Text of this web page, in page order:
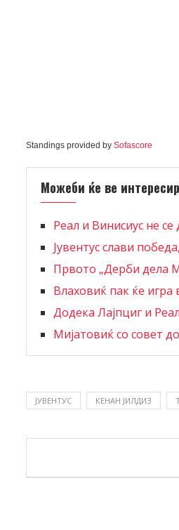
Standings provided by Sofascore
Можеби ќе ве
Реал и Винисиус не се
Јувентус слави
Првото „Дерби дела
Влаховиќ пак ќе игра
Додека Лајпциг и
Мијатовиќ со совет
ЈУВЕНТУС КЕНАН ЈИЛДИЗ